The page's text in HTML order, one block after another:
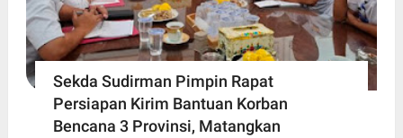
Sekda Sudirman Pimpin Rapat
Persiapan Kirim Bantuan Korban
Bencana 3 Provinsi, Matangkan